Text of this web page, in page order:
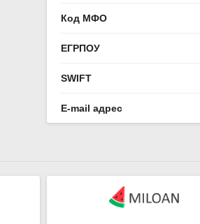
Код МФО
ЕГРПОУ
SWIFT
E-mail адрес